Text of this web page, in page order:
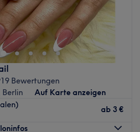
Bewertungen
Auf Karte anzeigen
ab 3 €